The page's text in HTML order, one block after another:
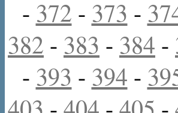
- 372 - 373 -
382 - 383 - 384 -
- 393 - 394 -